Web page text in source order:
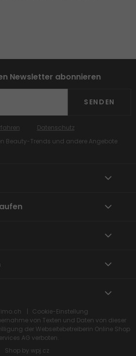
die Schönheit zu betonen, die
und zugleich pflegen. Machen Sie sich auf
und verspielten Farbrausch bereit!
Newsletter abonnieren
SENDEN
Beauty-Trends und andere Angebote
Datenschutz
Cookie-Einstellung
von Texten und Daten von dieser
der Webseitebetreiberin Online Shop
AG verboten.
Shop by wpj.cz